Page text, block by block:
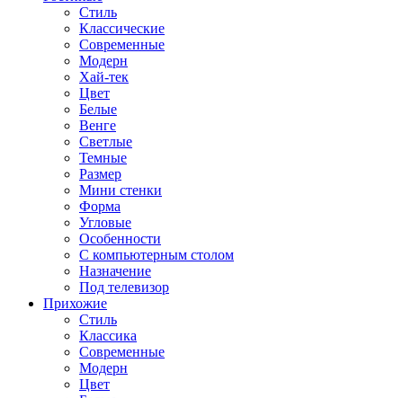
Стиль
Классические
Современные
Модерн
Хай-тек
Цвет
Белые
Венге
Светлые
Темные
Размер
Мини стенки
Форма
Угловые
Особенности
С компьютерным столом
Назначение
Под телевизор
Прихожие
Стиль
Классика
Современные
Модерн
Цвет